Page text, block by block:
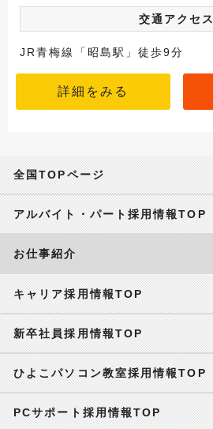
交通アクセス
JR青梅線「昭島駅」徒歩9分
詳細をみる
全国TOPページ
アルバイト・パート採用情報TOP
お仕事紹介
キャリア採用情報TOP
新卒社員採用情報TOP
ひよこパソコン教室採用情報TOP
PCサポート採用情報TOP